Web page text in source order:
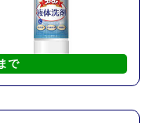
で